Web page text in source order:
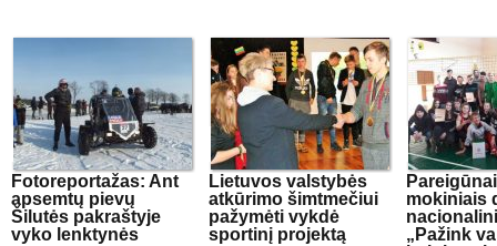
Fotoreportažas: Ant
apsemtų pievų
Šilutės pakraštyje
vyko lenktynės
Lietuvos valstybės
atkūrimo šimtmečiui
pažymėti vykdė
sportinį projektą
mokiniais
„Pažink